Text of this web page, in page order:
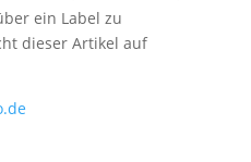
ein Label zu
dieser Artikel auf